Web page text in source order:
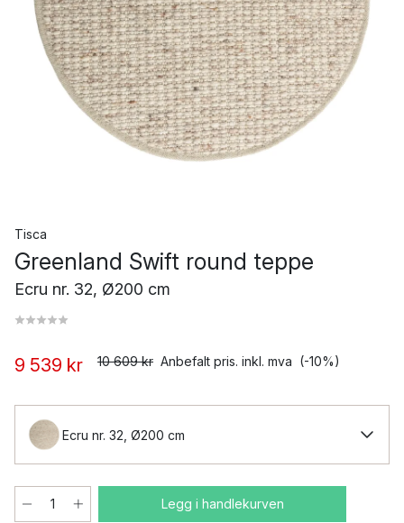
Tisca
Greenland Swift round teppe
Ecru nr. 32, Ø200 cm
9 539 kr 10 609 kr Anbefalt pris. inkl. mva (-10%)
Ecru nr. 32, Ø200 cm
Legg i handlekurven